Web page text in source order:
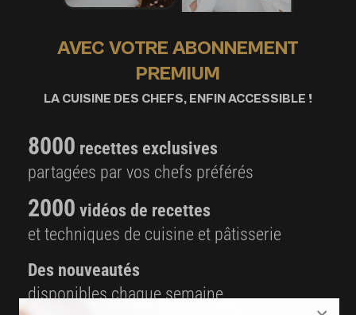
AVEC VOTRE ABONNEMENT
PREMIUM
LA CUISINE DES CHEFS, ENFIN ACCESSIBLE !
8000 recettes exclusives
partagées par vos chefs préférés
2000 vidéos de recettes
et techniques de cuisine et pâtisserie
Des nouveautés
disponibles chaque semaine